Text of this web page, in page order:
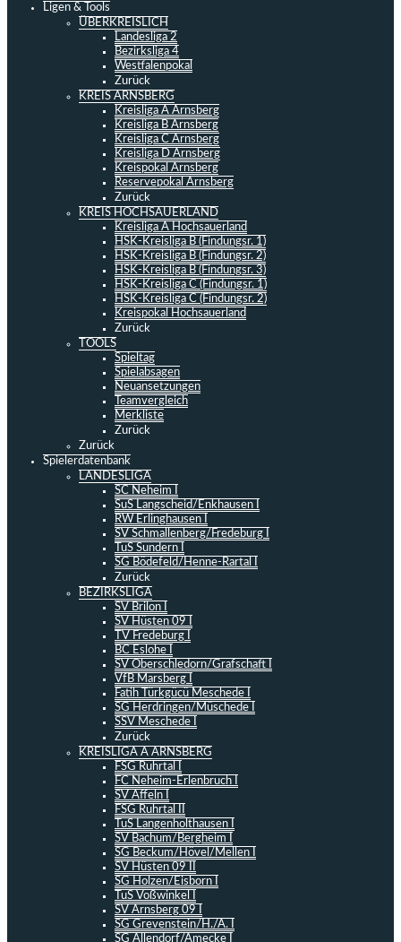
Ligen & Tools
ÜBERKREISLICH
Landesliga 2
Bezirksliga 4
Westfalenpokal
Zurück
KREIS ARNSBERG
Kreisliga A Arnsberg
Kreisliga B Arnsberg
Kreisliga C Arnsberg
Kreisliga D Arnsberg
Kreispokal Arnsberg
Reservepokal Arnsberg
Zurück
KREIS HOCHSAUERLAND
Kreisliga A Hochsauerland
HSK-Kreisliga B (Findungsr. 1)
HSK-Kreisliga B (Findungsr. 2)
HSK-Kreisliga B (Findungsr. 3)
HSK-Kreisliga C (Findungsr. 1)
HSK-Kreisliga C (Findungsr. 2)
Kreispokal Hochsauerland
Zurück
TOOLS
Spieltag
Spielabsagen
Neuansetzungen
Teamvergleich
Merkliste
Zurück
Zurück
Spielerdatenbank
LANDESLIGA
SC Neheim I
SuS Langscheid/Enkhausen I
RW Erlinghausen I
SV Schmallenberg/Fredeburg I
TuS Sundern I
SG Bödefeld/Henne-Rartal I
Zurück
BEZIRKSLIGA
SV Brilon I
SV Hüsten 09 I
TV Fredeburg I
BC Eslohe I
SV Oberschledorn/Grafschaft I
VfB Marsberg I
Fatih Türkgücü Meschede I
SG Herdringen/Müschede I
SSV Meschede I
Zurück
KREISLIGA A ARNSBERG
FSG Ruhrtal I
FC Neheim-Erlenbruch I
SV Affeln I
FSG Ruhrtal II
TuS Langenholthausen I
SV Bachum/Bergheim I
SG Beckum/Hövel/Mellen I
SV Hüsten 09 II
SG Holzen/Eisborn I
TuS Voßwinkel I
SV Arnsberg 09 I
SG Grevenstein/H./A. I
SG Allendorf/Amecke I